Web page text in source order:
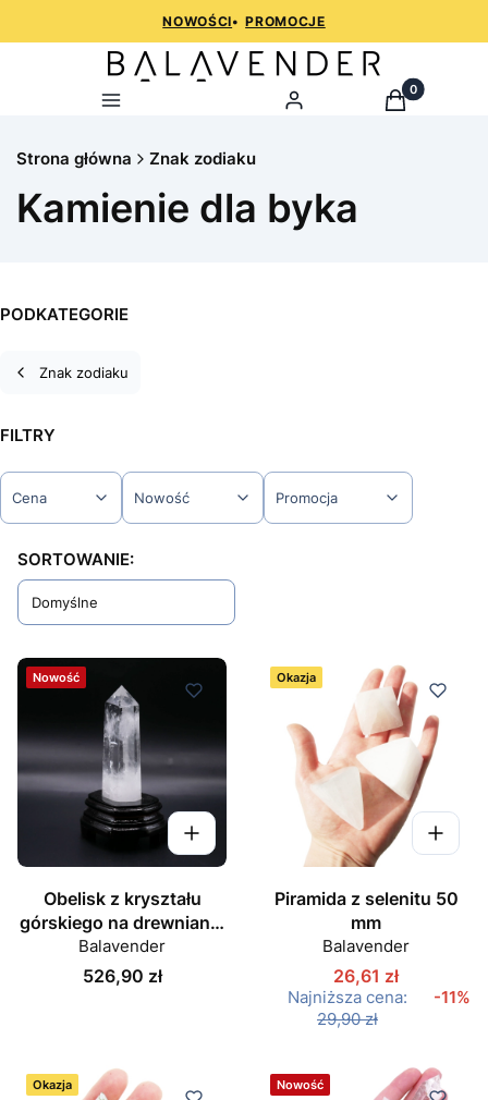
NOWOŚCI• PROMOCJE
Menu Zaloguj Produkty w
Koszyk
Strona główna Znak zodiaku
Kamienie dla byka
PODKATEGORIE
Znak zodiaku
FILTRY
Cena Nowość Promocja
Koniec filtrów
Lista produktów
SORTOWANIE:
Domyślne
Nowość
Obelisk z kryształu
górskiego na drewnianej
podstawce nr 015
Balavender
Cena
526,90 zł
Okazja
Piramida z selenitu 50
mm
Balavender
26,61 zł
Najniższa cena:
29,90 zł
-11%
Okazja Nowość